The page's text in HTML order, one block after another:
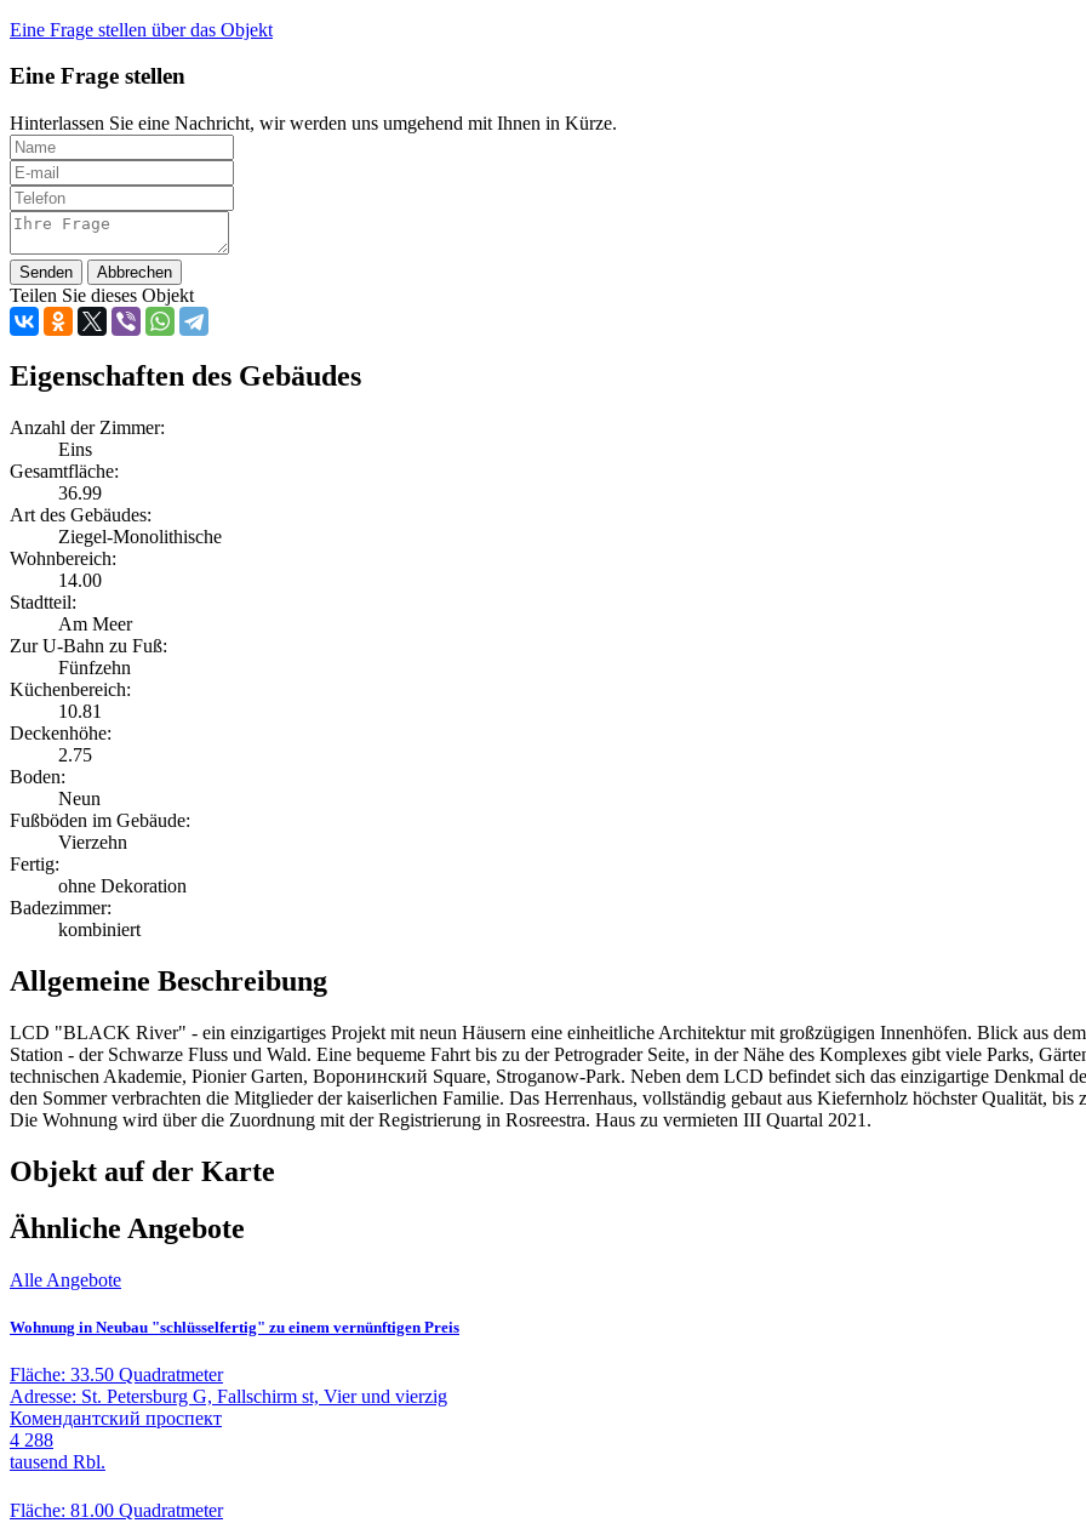
Eine Frage stellen über das Objekt
Eine Frage stellen
Hinterlassen Sie eine Nachricht, wir werden uns umgehend mit Ihnen in Kürze.
Senden Abbrechen
Teilen Sie dieses Objekt
Eigenschaften des Gebäudes
Anzahl der Zimmer:
Eins
Gesamtfläche:
36.99
Art des Gebäudes:
Ziegel-Monolithische
Wohnbereich:
14.00
Stadtteil:
Am Meer
Zur U-Bahn zu Fuß:
Fünfzehn
Küchenbereich:
10.81
Deckenhöhe:
2.75
Boden:
Neun
Fußböden im Gebäude:
Vierzehn
Fertig:
ohne Dekoration
Badezimmer:
kombiniert
Allgemeine Beschreibung
LCD "BLACK River" - ein einzigartiges Projekt mit neun Häusern eine einheitliche Architektur mit großzügigen Innenhöfen. Blick aus
Station - der Schwarze Fluss und Wald. Eine bequeme Fahrt bis zu der Petrograder Seite, in der Nähe des Komplexes gibt viele Parks,
technischen Akademie, Pionier Garten, Воронинский Square, Stroganow-Park. Neben dem LCD befindet sich das einzigartige Denkmal
den Sommer verbrachten die Mitglieder der kaiserlichen Familie. Das Herrenhaus, vollständig gebaut aus Kiefernholz höchster Qualität, bis
Die Wohnung wird über die Zuordnung mit der Registrierung in Rosreestra. Haus zu vermieten III Quartal 2021.
Objekt auf der Karte
Ähnliche Angebote
Alle Angebote
Wohnung in Neubau "schlüsselfertig" zu einem vernünftigen Preis
Fläche: 33.50 Quadratmeter
Adresse: St. Petersburg G, Fallschirm st, Vier und vierzig
Комендантский проспект
4 288
tausend Rbl.
Fläche: 81.00 Quadratmeter